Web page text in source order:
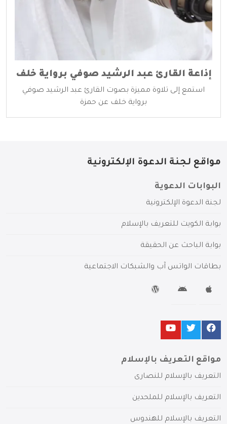
إذاعة القارئ عبد الرشيد صوفي برواية خلف
استمع إلى تلاوة مميزة بصوت القارئ عبد الرشيد صوفي
برواية خلف عن حمزة
مواقع لجنة الدعوة الإلكترونية
البوابات الدعوية
لجنة الدعوة الإلكترونية
بوابة الكويت للتعريف بالإسلام
بوابة الباحث عن الحقيقة
بطاقات الواتس آب والشبكات الاجتماعية
مواقع التعريف بالإسلام
التعريف بالإسلام للنصارى
التعريف بالإسلام للملحدين
التعريف بالإسلام للهندوس